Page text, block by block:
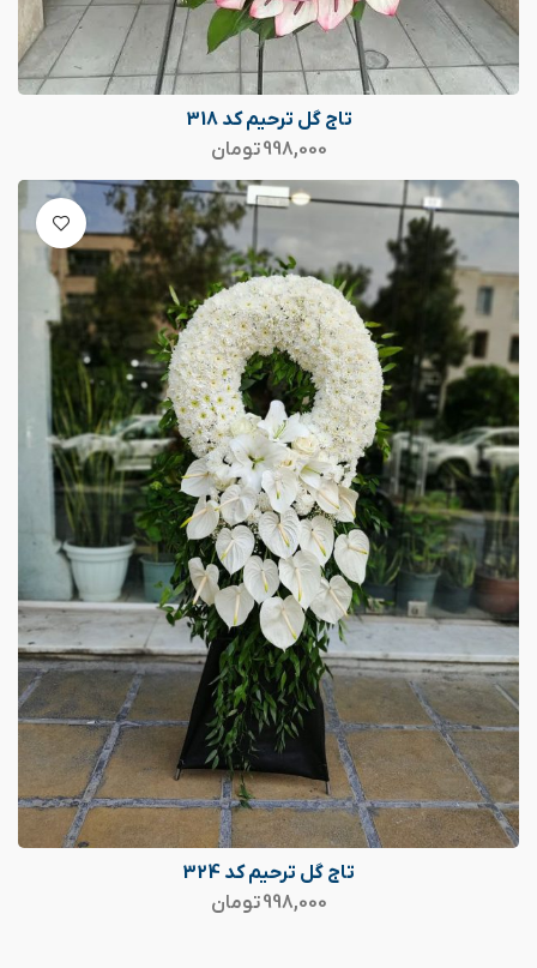
تاج گل ترحیم کد 318
998,000تومان
تاج گل ترحیم کد 324
998,000تومان